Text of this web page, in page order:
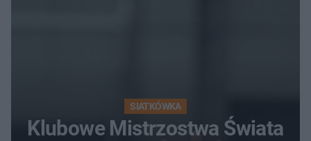
SIATKÓWKA
Klubowe Mistrzostwa Świata